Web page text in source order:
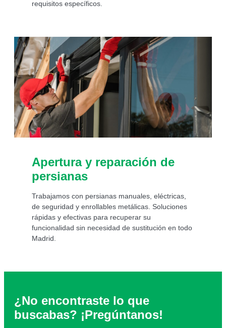
requisitos específicos.
Apertura y reparación de
persianas
Trabajamos con persianas manuales, eléctricas,
de seguridad y enrollables metálicas. Soluciones
rápidas y efectivas para recuperar su
funcionalidad sin necesidad de sustitución en todo
Madrid.
¿No encontraste lo que
buscabas? ¡Pregúntanos!